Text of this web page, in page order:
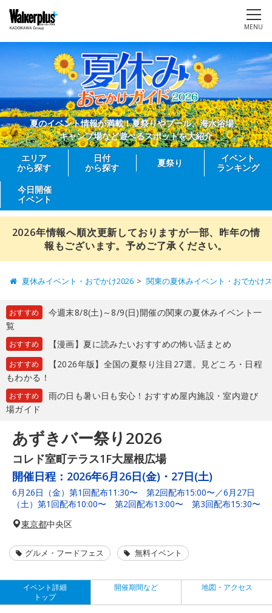
MENU
夏のイベント情報が満載！夏祭りやプール、海水浴場、
キャンプ場など遊べるスポットを大紹介
エリア
から探す
日付
から探す
夏祭り
イベント
ランキング
今日開催
イベント
2026年情報へ順次更新しておりますが一部、昨年の情
報もございます。予めご了承ください。
夏休みイベント・おでかけ2026 関東の夏休みイベント・おでかけ
おすすめ
今週末8/8(土)～8/9(日)開催の関東の夏休みイベント一
覧
おすすめ 【漫画】夏に読みたいおすすめの怖い話まとめ
おすすめ
【2026年版】全国の夏祭り注目27選。見どころ・日程
もわかる！
おすすめ
雨の日も暑い日も安心！おすすめ屋内施設・室内遊び
場ガイド
あずきバー祭り2026
コレド室町テラス1F大屋根広場
開催日程： 2026年6月26日(金)・27日(土)
6月26日（金）第1回配布11:30〜 第2回配布15:00〜／6月27日
（土）第1回配布10:00〜 第2回配布13:00〜 第3回配布15:30〜
東京都中央区
グルメ・フードフェス 無料イベント
イベント詳細
トップ
開催期間など 地図・アクセス